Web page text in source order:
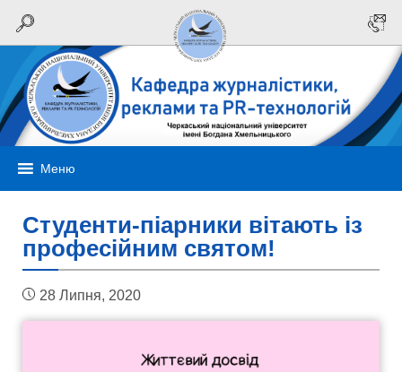
Меню
Студенти-піарники вітають із
професійним святом!
28 Липня, 2020